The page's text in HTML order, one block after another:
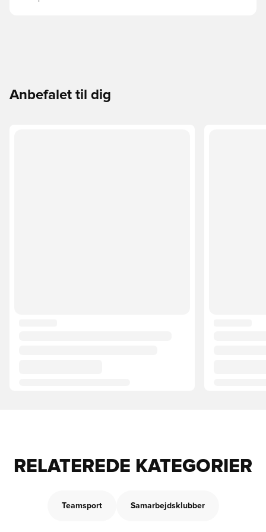
Anbefalet til dig
RELATEREDE KATEGORIER
Teamsport Samarbejdsklubber